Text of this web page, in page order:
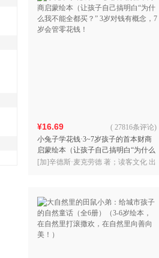
¥16.69
小兔子学花钱·3~7岁孩子的首本财商
启蒙绘本（让孩子自己搞明白“为什么
我不能全都买？” 3岁对钱有概念，7岁
( 27816条评论)
[加]辛德斯·麦克劳德 著；读客文化 出